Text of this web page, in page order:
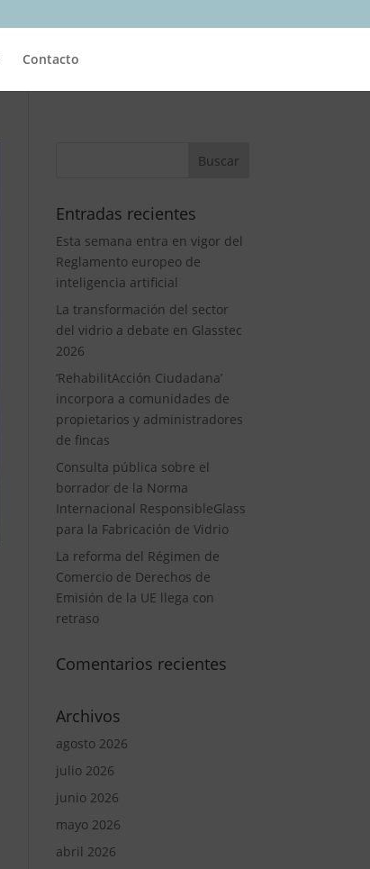
Contacto
Entradas recientes
Esta semana entra en vigor del
Reglamento europeo de
inteligencia artificial
La transformación del sector
del vidrio a debate en Glasstec
2026
‘RehabilitAcción Ciudadana’
incorpora a comunidades de
propietarios y administradores
de fincas
Consulta pública sobre el
borrador de la Norma
Internacional ResponsibleGlass
para la Fabricación de Vidrio
La reforma del Régimen de
Comercio de Derechos de
Emisión de la UE llega con
retraso
Comentarios recientes
Archivos
agosto 2026
julio 2026
junio 2026
mayo 2026
abril 2026